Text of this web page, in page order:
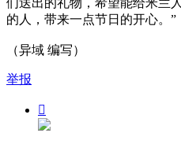
们送出的礼物，希望能给米兰
的人，带来一点节日的开心。”
（异域 编写）
举报
